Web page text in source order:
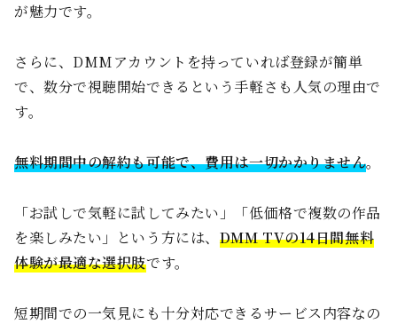
が魅力です。
さらに、DMMアカウントを持っていれば登録が簡単
で、数分で視聴開始できるという手軽さも人気の理由で
す。
無料期間中の解約も可能で、費用は一切かかりません。
「お試しで気軽に試してみたい」「低価格で複数の作品
を楽しみたい」という方には、 DMM TVの14日間無料
体験が最適な選択肢です。
短期間での一気見にも十分対応できるサービス内容なの